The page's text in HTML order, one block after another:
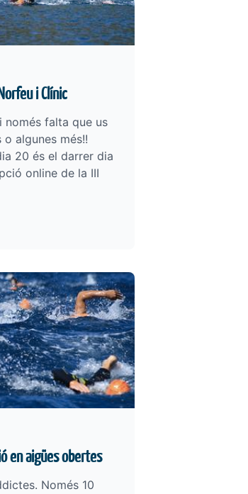
i Clínic
només falta que us
o algunes més!!
20 és el darrer dia
online de la III
en aigües obertes
Només 10